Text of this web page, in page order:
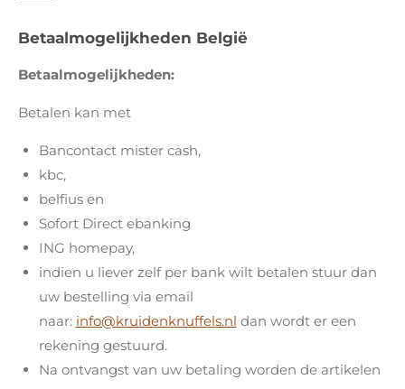
Betaalmogelijkheden België
Betaalmogelijkheden:
Betalen kan met
Bancontact mister cash,
kbc,
belfius en
Sofort Direct ebanking
ING homepay,
indien u liever zelf per bank wilt betalen stuur dan
uw bestelling via email
naar: info@kruidenknuffels.nl dan wordt er een
rekening gestuurd.
Na ontvangst van uw betaling worden de artikelen